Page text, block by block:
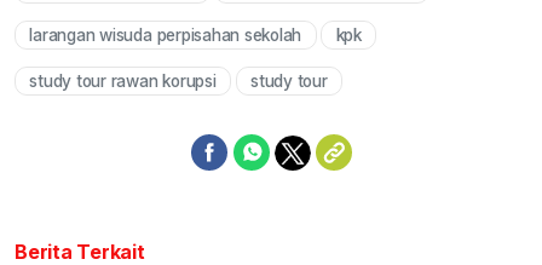
larangan wisuda perpisahan sekolah kpk
study tour rawan korupsi study tour
Berita Terkait